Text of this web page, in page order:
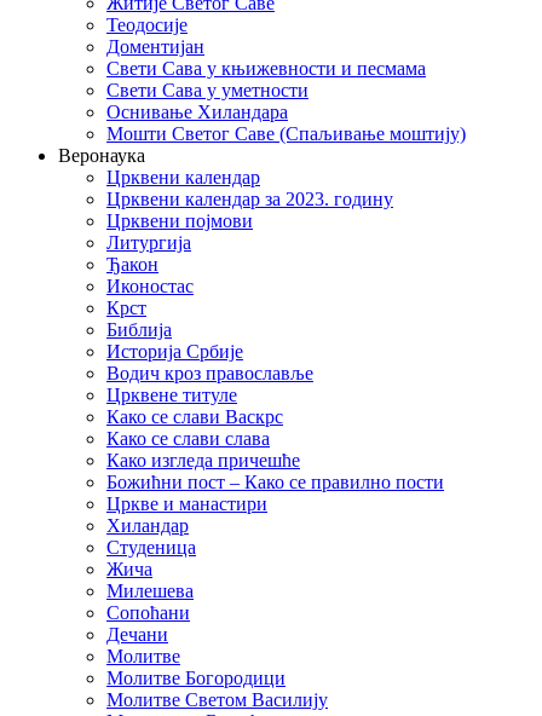
Теодосије
Доментијан
Свети Сава у књижевности и песмама
Свети Сава у уметности
Оснивање Хиландара
Мошти Светог Саве (Спаљивање моштију)
Веронаука
Црквени календар
Црквени календар за 2023. годину
Црквени појмови
Литургија
Ђакон
Иконостас
Крст
Библија
Историја Србије
Водич кроз православље
Црквене титуле
Како се слави Васкрс
Како се слави слава
Како изгледа причешће
Божићни пост – Како се правилно пости
Цркве и манастири
Хиландар
Студеница
Жича
Милешева
Сопоћани
Дечани
Молитве
Молитве Богородици
Молитве Светом Василију